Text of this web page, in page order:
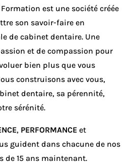
est une société créée
son savoir-faire en
de cabinet dentaire.Une
et de compassion pour
bien plus que vous
construisons avec vous,
dentaire, sa pérennité,
sérénité.
, PERFORMANCEet
guident dans chacune de nos
de 15 ans maintenant.